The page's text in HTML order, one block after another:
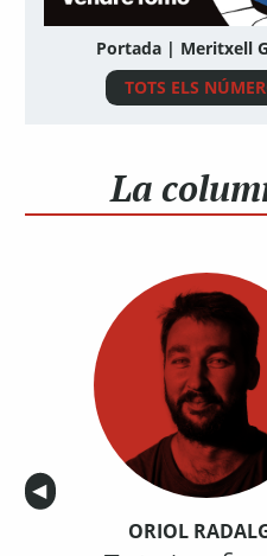
Portada | Meritxell
TOTS ELS
La
Anterior
◀︎
ORIOL